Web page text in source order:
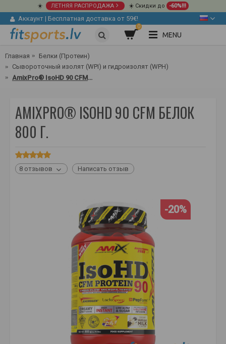
☀️ ЛЕТНЯЯ РАСПРОДАЖА ☀️ Скидки до -60%!!!
Аккаунт | Бесплатная доставка от 59€!
0
MENU
Главная
Белки (Протеин)
Сывороточный изолят (WPI) и гидроизолят (WPH)
AmixPro® IsoHD 90 CFM Белок 800 г.
AMIXPRO® ISOHD 90 CFM БЕЛОК
800 Г.
8 отзывов Написать отзыв
-20%